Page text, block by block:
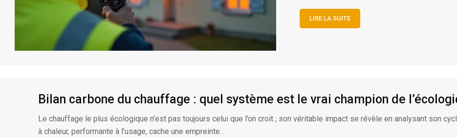
LIRE LA SUITE
Bilan carbone du chauffage : quel système est le vrai champion de
Le chauffage le plus écologique n’est pas toujours celui que l’on croit ; son véritable impact se révèle en analysant son
à chaleur, performante à l’usage, cache une empreinte…